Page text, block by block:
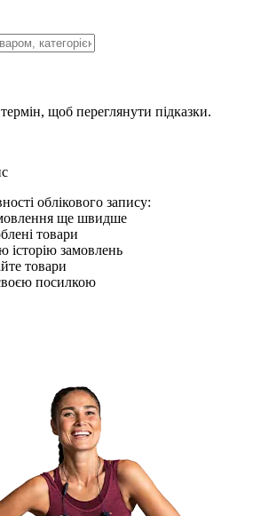
щоб переглянути підказки.
облікового запису:
ще швидше
товари
історію замовлень
товари
посилкою